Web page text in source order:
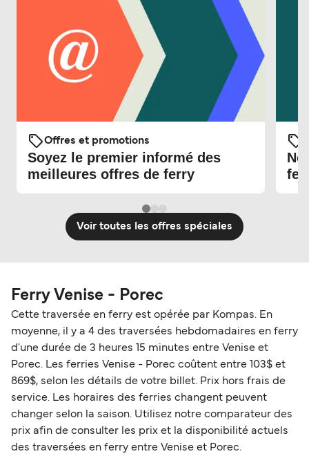
Offres et promotions
Soyez le premier informé des
meilleures offres de ferry
Voir toutes les offres spéciales
Ferry Venise - Porec
Cette traversée en ferry est opérée par Kompas. En
moyenne, il y a 4 des traversées hebdomadaires en ferry
d'une durée de 3 heures 15 minutes entre Venise et
Porec. Les ferries Venise - Porec coûtent entre 103$ et
869$, selon les détails de votre billet. Prix hors frais de
service. Les horaires des ferries changent peuvent
changer selon la saison. Utilisez notre comparateur des
prix afin de consulter les prix et la disponibilité actuels
des traversées en ferry entre Venise et Porec.